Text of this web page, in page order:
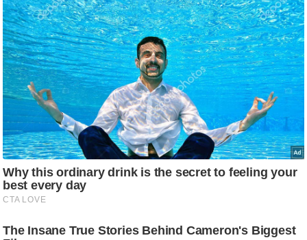
g
N
e
w
s
ला
फ
स्टा
इ
ल
क्नॉ